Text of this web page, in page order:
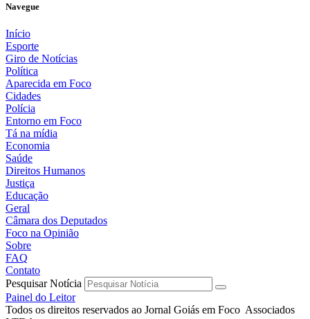
Navegue
Início
Esporte
Giro de Notícias
Política
Aparecida em Foco
Cidades
Polícia
Entorno em Foco
Tá na mídia
Economia
Saúde
Direitos Humanos
Justiça
Educação
Geral
Câmara dos Deputados
Foco na Opinião
Sobre
FAQ
Contato
Pesquisar Notícia
Painel do Leitor
Todos os direitos reservados ao Jornal Goiás em Foco Associados